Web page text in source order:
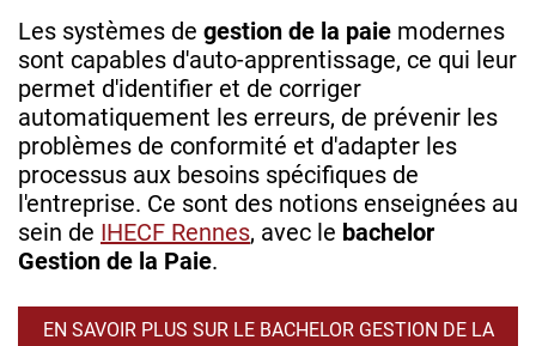
Les systèmes de gestion de la paie modernes
sont capables d'auto-apprentissage, ce qui leur
permet d'identifier et de corriger
automatiquement les erreurs, de prévenir les
problèmes de conformité et d'adapter les
processus aux besoins spécifiques de
l'entreprise. Ce sont des notions enseignées au
sein de IHECF Rennes, avec le bachelor
Gestion de la Paie.
EN SAVOIR PLUS SUR LE BACHELOR GESTION DE LA